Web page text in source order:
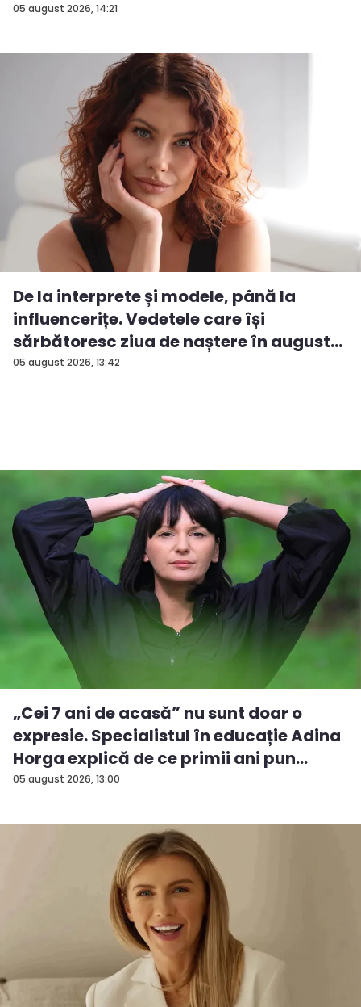
05 august 2026, 14:21
05 august 2026, 13:42
De la interprete și modele, până la
influencerițe. Vedetele care își
sărbătoresc ziua de naștere în august...
05 august 2026, 13:00
„Cei 7 ani de acasă” nu sunt doar o
expresie. Specialistul în educație Adina
Horga explică de ce primii ani pun
baze...